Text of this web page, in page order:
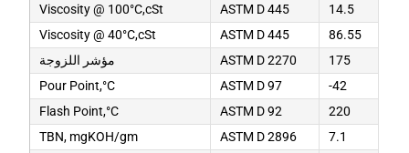
Viscosity @ 100°C,cSt
ASTM D 445
14.5
Viscosity @ 40°C,cSt
ASTM D 445
86.55
مؤشر اللزوجة
ASTM D 2270
175
Pour Point,°C
ASTM D 97
-42
Flash Point,°C
ASTM D 92
220
TBN, mgKOH/gm
ASTM D 2896 7.1